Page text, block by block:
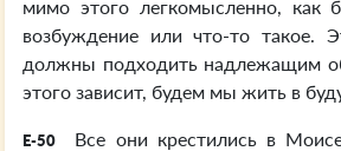
мимо этого легкомысленно, как
возбуждение или что-то такое.
должны подходить надлежащим
этого зависит, будем мы жить в
E-50
Все они крестились в